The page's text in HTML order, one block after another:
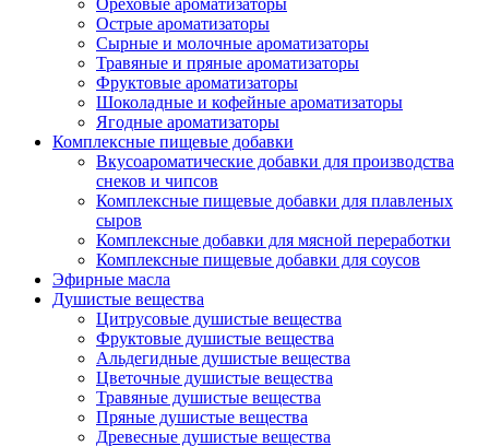
Ореховые ароматизаторы
Острые ароматизаторы
Сырные и молочные ароматизаторы
Травяные и пряные ароматизаторы
Фруктовые ароматизаторы
Шоколадные и кофейные ароматизаторы
Ягодные ароматизаторы
Комплексные пищевые добавки
Вкусоароматические добавки для производства
снеков и чипсов
Комплексные пищевые добавки для плавленых
сыров
Комплексные добавки для мясной переработки
Комплексные пищевые добавки для соусов
Эфирные масла
Душистые вещества
Цитрусовые душистые вещества
Фруктовые душистые вещества
Альдегидные душистые вещества
Цветочные душистые вещества
Травяные душистые вещества
Пряные душистые вещества
Древесные душистые вещества